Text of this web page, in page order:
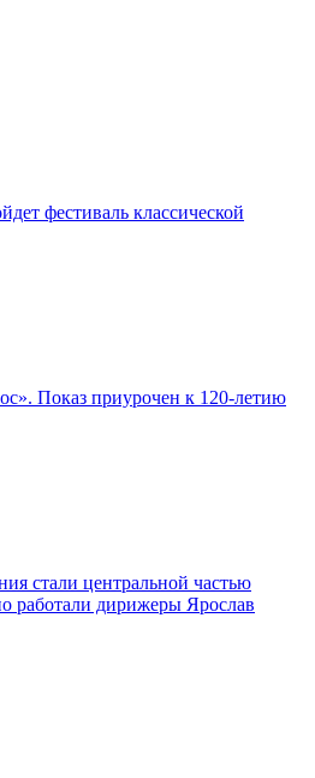
фестиваль классической
Показ приурочен к 120-летию
стали центральной частью
работали дирижеры Ярослав